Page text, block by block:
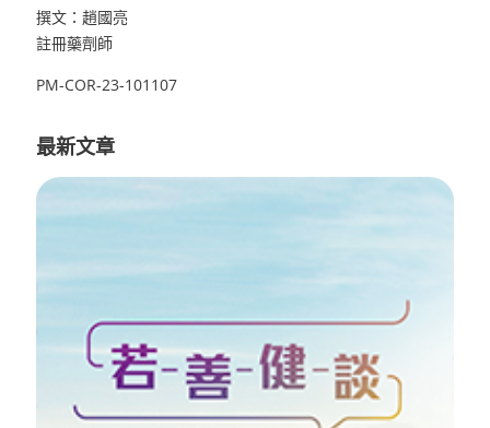
撰文：趙國亮
註冊藥劑師
PM-COR-23-101107
最新文章